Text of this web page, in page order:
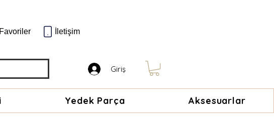
Favoriler İletişim
Giriş
Yedek Parça Aksesuarlar